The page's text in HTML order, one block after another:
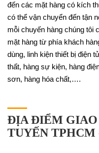
đến các mặt hàng có kích
có thể vận chuyển đến tận
mỗi chuyến hàng chúng tôi
mặt hàng từ phía khách
dùng, linh kiện thiết bị điện
thất, hàng sự kiện, hàng
sơn, hàng hóa chất,….
ĐỊA ĐIỂM GIAO
TUYẾN TPHCM